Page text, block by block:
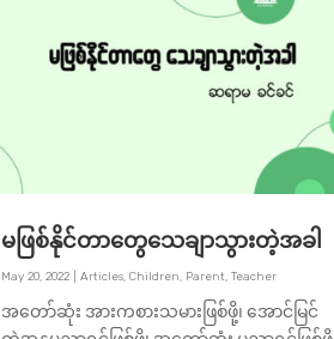
မဖြစ်နိုင်တာတွေသေချာသွားတဲ့အခါ
May 20, 2022| Articles, Children, Parent, Teacher
အတော်ဆုံး အားကစားသမားဖြစ်ဖို့၊ အောင်မြင်